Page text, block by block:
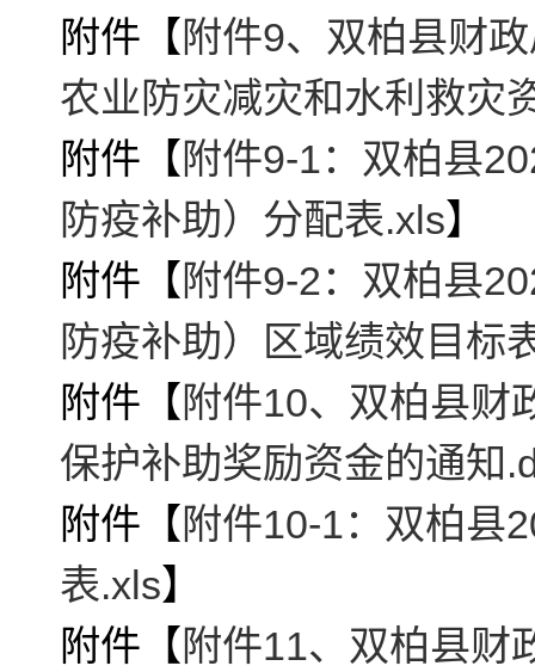
附件【 附件9、双柏县财
农业防灾减灾和水利救灾
附件【 附件9-1：双柏县
防疫补助）分配表.xls】
附件【 附件9-2：双柏县
防疫补助）区域绩效目标
附件【 附件10、双柏县财
保护补助奖励资金的通知
附件【 附件10-1：双柏县
表.xls】
附件【 附件11、双柏县财